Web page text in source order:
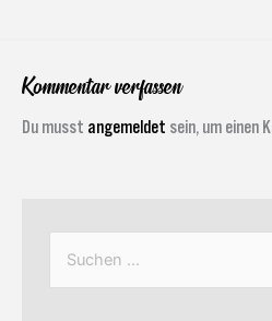
Kommentar verfassen
Du musst angemeldet sein, um einen
Suchen